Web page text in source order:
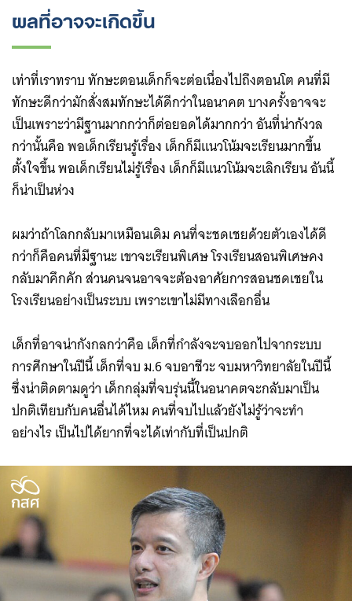
ผลที่อาจจะเกิดขึ้น
เท่าที่เราทราบ ทักษะตอนเด็กก็จะต่อเนื่องไปถึงตอนโต คนที่มี
ทักษะดีกว่ามักสั่งสมทักษะได้ดีกว่าในอนาคต บางครั้งอาจจะ
เป็นเพราะว่ามีฐานมากกว่าก็ต่อยอดได้มากกว่า อันที่น่ากังวล
กว่านั้นคือ พอเด็กเรียนรู้เรื่อง เด็กก็มีแนวโน้มจะเรียนมากขึ้น
ตั้งใจขึ้น พอเด็กเรียนไม่รู้เรื่อง เด็กก็มีแนวโน้มจะเลิกเรียน อันนี้
ก็น่าเป็นห่วง
ผมว่าถ้าโลกกลับมาเหมือนเดิม คนที่จะชดเชยด้วยตัวเองได้ดี
กว่าก็คือคนที่มีฐานะ เขาจะเรียนพิเศษ โรงเรียนสอนพิเศษคง
กลับมาคึกคัก ส่วนคนจนอาจจะต้องอาศัยการสอนชดเชยใน
โรงเรียนอย่างเป็นระบบ เพราะเขาไม่มีทางเลือกอื่น
เด็กที่อาจน่ากังกลกว่าคือ เด็กที่กำลังจะจบออกไปจากระบบ
การศึกษาในปีนี้ เด็กที่จบ ม.6 จบอาชีวะ จบมหาวิทยาลัยในปีนี้
ซึ่งน่าติดตามดูว่า เด็กกลุ่มที่จบรุ่นนี้ในอนาคตจะกลับมาเป็น
ปกติเทียบกับคนอื่นได้ไหม คนที่จบไปแล้วยังไม่รู้ว่าจะทำ
อย่างไร เป็นไปได้ยากที่จะได้เท่ากับที่เป็นปกติ